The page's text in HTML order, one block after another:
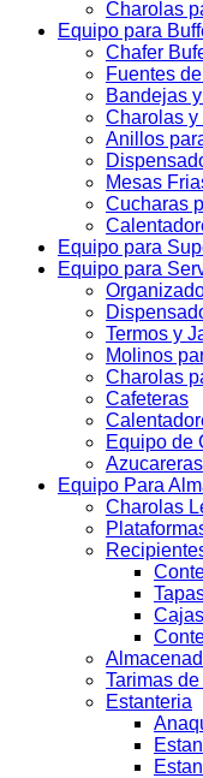
Charolas
Equipo para
Chafer
Fuentes
Bandejas
Charolas y
Anillos
Mesas
Cucharas
Equipo para
Equipo para
Termos y
Molinos
Charolas
Cafeteras
Equipo de
Azucareras
Equipo Para
Charolas
Tarimas
Estanteria